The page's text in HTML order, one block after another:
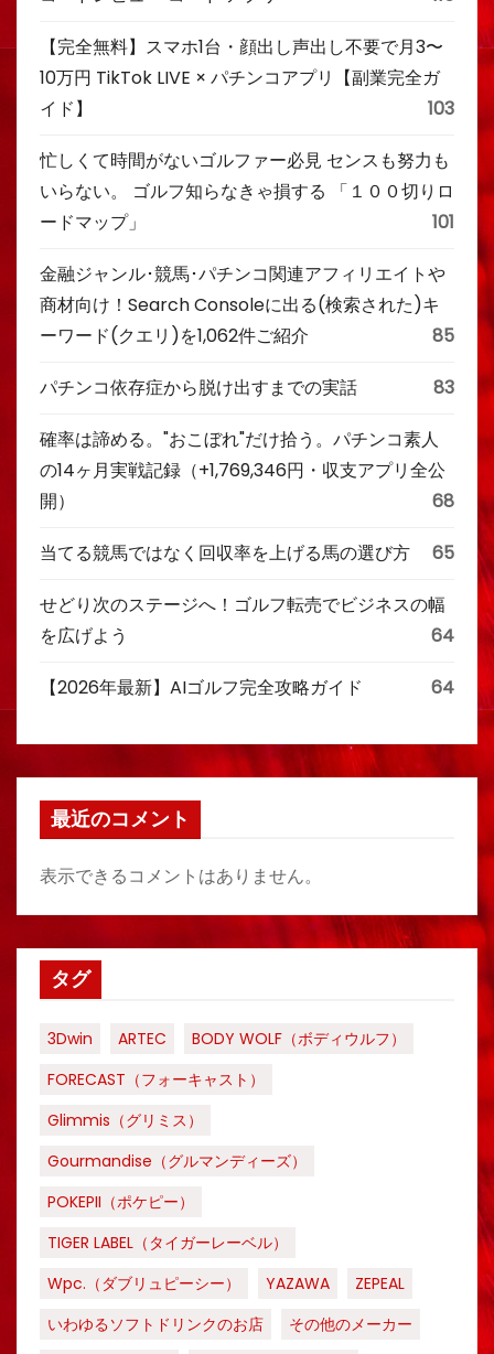
【完全無料】スマホ1台・顔出し声出し不要で月3〜
10万円 TikTok LIVE × パチンコアプリ【副業完全ガ
イド】
103
忙しくて時間がないゴルファー必見 センスも努力も
いらない。 ゴルフ知らなきゃ損する 「１００切りロ
ードマップ」
101
金融ジャンル･競馬･パチンコ関連アフィリエイトや
商材向け！Search Consoleに出る(検索された)キ
ーワード(クエリ)を1,062件ご紹介
85
パチンコ依存症から脱け出すまでの実話 83
確率は諦める。"おこぼれ"だけ拾う。パチンコ素人
の14ヶ月実戦記録（+1,769,346円・収支アプリ全公
開）
68
当てる競馬ではなく回収率を上げる馬の選び方 65
せどり次のステージへ！ゴルフ転売でビジネスの幅
を広げよう
64
【2026年最新】AIゴルフ完全攻略ガイド 64
最近のコメント
表示できるコメントはありません。
タグ
3Dwin ARTEC
BODY WOLF（ボディウルフ）
FORECAST（フォーキャスト）
Glimmis（グリミス）
Gourmandise（グルマンディーズ）
POKEPII（ポケピー）
TIGER LABEL（タイガーレーベル）
Wpc.（ダブリュピーシー）
YAZAWA
ZEPEAL
いわゆるソフトドリンクのお店
その他のメーカー